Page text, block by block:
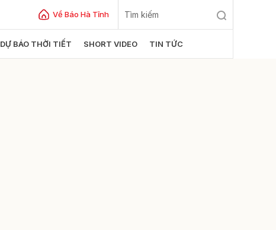
Về Báo Hà Tĩnh
DỰ BÁO THỜI TIẾT SHORT VIDEO TIN TỨC